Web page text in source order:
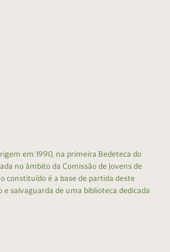
em 1990, na primeira Bedeteca do
no âmbito da Comissão de Jovens de
constituído é a base de partida deste
e salvaguarda de uma biblioteca dedicada